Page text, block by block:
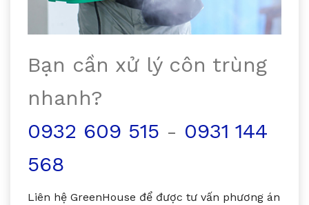
Bạn cần xử lý côn trùng
nhanh?
0932 609 515 - 0931 144
568
Liên hệ GreenHouse để được tư vấn phương án